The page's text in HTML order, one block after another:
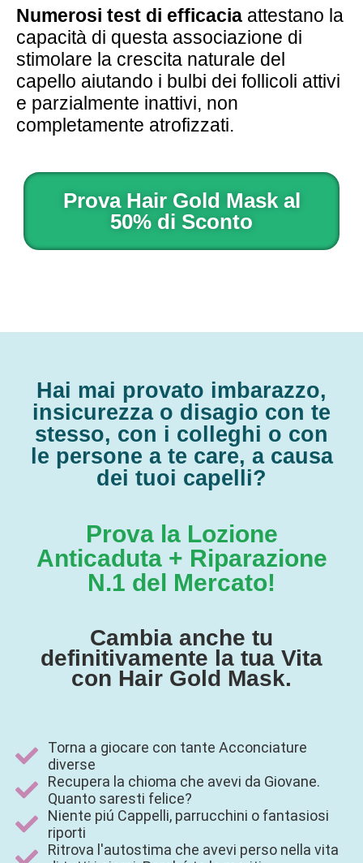
Numerosi test di efficacia attestano la
capacità di questa associazione di
stimolare la crescita naturale del
capello aiutando i bulbi dei follicoli attivi
e parzialmente inattivi, non
completamente atrofizzati.
Prova Hair Gold Mask al
50% di Sconto
Hai mai provato imbarazzo,
insicurezza o disagio con te
stesso, con i colleghi o con
le persone a te care, a causa
dei tuoi capelli?
Prova la Lozione
Anticaduta + Riparazione
N.1 del Mercato!
Cambia anche tu
definitivamente la tua Vita
con Hair Gold Mask.
Torna a giocare con tante Acconciature
diverse
Recupera la chioma che avevi da Giovane.
Quanto saresti felice?
Niente piú Cappelli, parrucchini o fantasiosi
riporti
Ritrova l'autostima che avevi perso nella vita